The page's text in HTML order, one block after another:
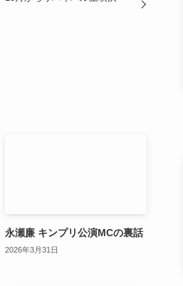
永瀬廉 キンプリ公演MCの裏話
2026年3月31日